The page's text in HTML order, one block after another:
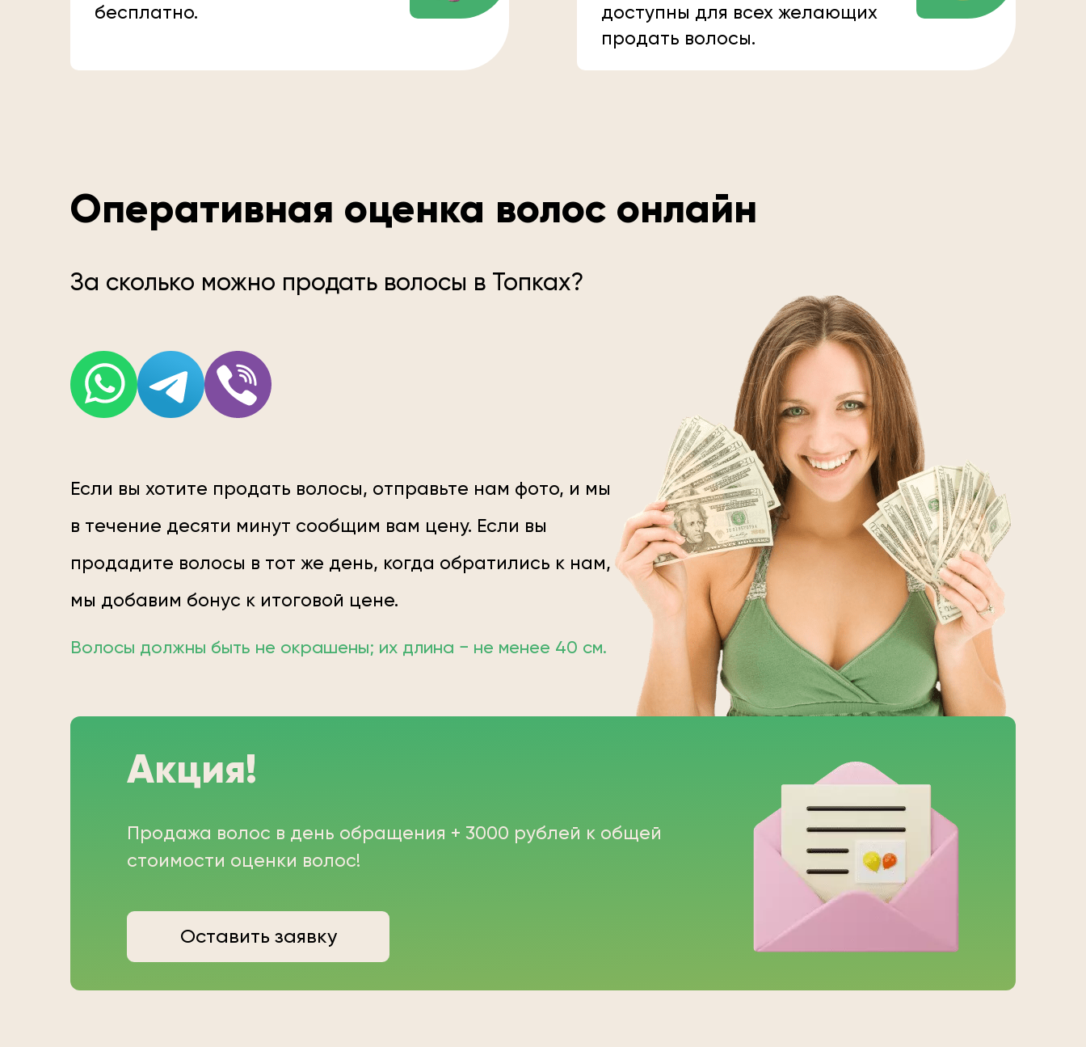
бесплатно.
доступны для всех желающих
продать волосы.
Оперативная оценка волос онлайн
За сколько можно продать волосы в Топках?
Если вы хотите продать волосы, отправьте нам фото, и мы
в течение десяти минут сообщим вам цену. Если вы
продадите волосы в тот же день, когда обратились к нам,
мы добавим бонус к итоговой цене.
Волосы должны быть не окрашены; их длина − не менее 40 см.
Акция!
Продажа волос в день обращения + 3000 рублей к общей
стоимости оценки волос!
Оставить заявку